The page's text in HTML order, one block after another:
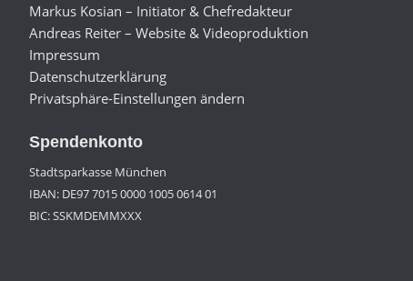
Markus Kosian – Initiator & Chefredakteur
Andreas Reiter – Website & Videoproduktion
Impressum
Datenschutzerklärung
Privatsphäre-Einstellungen ändern
Spendenkonto
Stadtsparkasse München
IBAN: DE97 7015 0000 1005 0614 01
BIC: SSKMDEMMXXX